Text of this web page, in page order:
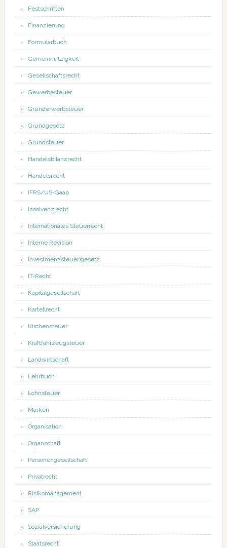
Festschriften
Finanzierung
Formularbuch
Gemeinnützigkeit
Gesellschaftsrecht
Gewerbesteuer
Grunderwerbsteuer
Grundgesetz
Grundsteuer
Handelsbilanzrecht
Handelsrecht
IFRS/US-Gaap
Insolvenzrecht
Internationales Steuerrecht
Interne Revision
Investment(steuer)gesetz
IT-Recht
Kapitalgesellschaft
Kartellrecht
Kirchensteuer
Kraftfahrzeugsteuer
Landwirtschaft
Lehrbuch
Lohnsteuer
Marken
Organisation
Organschaft
Personengesellschaft
Privatrecht
Risikomanagement
SAP
Sozialversicherung
Staatsrecht